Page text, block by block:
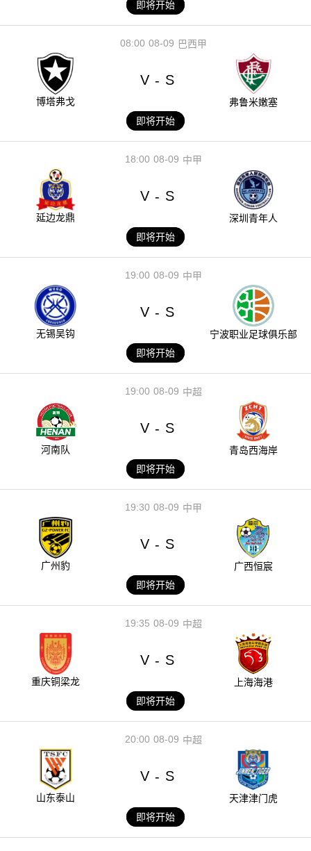
即将开始
08-09
08:00 巴西甲
博塔弗戈
V - S
弗鲁米嫩塞
即将开始
08-09
18:00 中甲
延边龙鼎
V - S
深圳青年人
即将开始
08-09
19:00 中甲
无锡吴钩
V - S
宁波职业足球俱乐部
即将开始
08-09
19:00 中超
河南队
V - S
青岛西海岸
即将开始
08-09
19:30 中甲
广州豹
V - S
广西恒宸
即将开始
08-09
19:35 中超
重庆铜梁龙
V - S
上海海港
即将开始
08-09
20:00 中超
山东泰山
V - S
天津津门虎
即将开始